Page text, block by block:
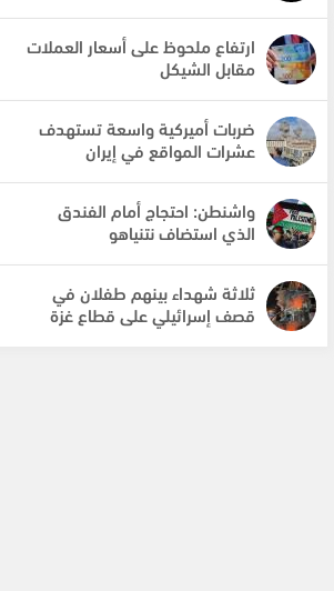
ارتفاع ملحوظ على أسعار العملات
مقابل الشيكل
ضربات أميركية واسعة تستهدف
عشرات المواقع في إيران
واشنطن: احتجاج أمام الفندق
الذي استضاف نتنياهو
ثلاثة شهداء بينهم طفلان في
قصف إسرائيلي على قطاع غزة